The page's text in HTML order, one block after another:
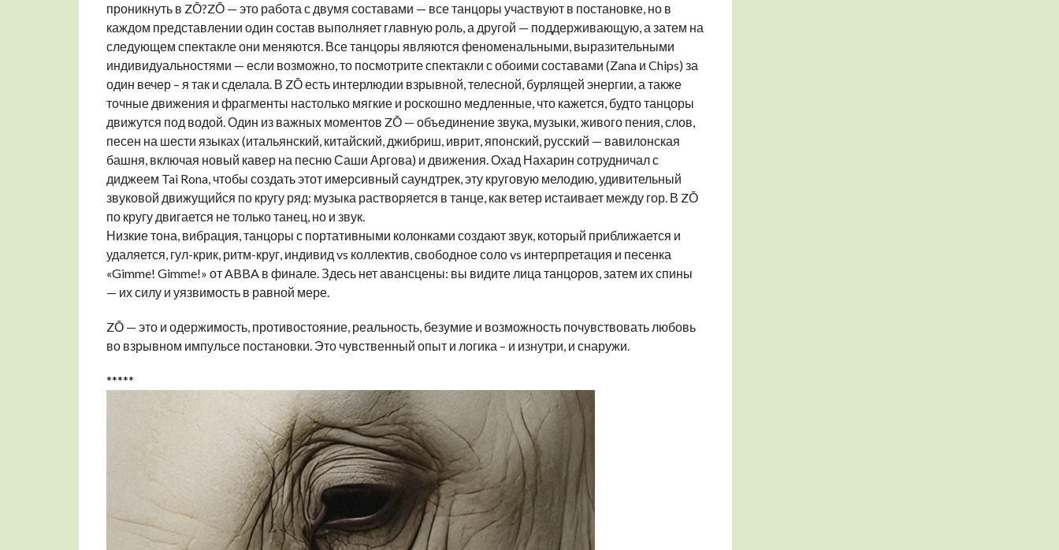
проникнуть в ZŌ?ZŌ — это работа с двумя составами — все танцоры участвуют в постановке, но в
каждом представлении один состав выполняет главную роль, а другой — поддерживающую, а затем на
следующем спектакле они меняются. Все танцоры являются феноменальными, выразительными
индивидуальностями — если возможно, то посмотрите спектакли с обоими составами (Zana и Chips) за
один вечер – я так и сделала. В ZŌ есть интерлюдии взрывной, телесной, бурлящей энергии, а также
точные движения и фрагменты настолько мягкие и роскошно медленные, что кажется, будто танцоры
движутся под водой. Один из важных моментов ZŌ — объединение звука, музыки, живого пения, слов,
песен на шести языках (итальянский, китайский, джибриш, иврит, японский, русский — вавилонская
башня, включая новый кавер на песню Саши Аргова) и движения. Охад Нахарин сотрудничал с
диджеем Tai Rona, чтобы создать этот имерсивный саундтрек, эту круговую мелодию, удивительный
звуковой движущийся по кругу ряд: музыка растворяется в танце, как ветер истаивает между гор. В ZŌ
по кругу двигается не только танец, но и звук.
Низкие тона, вибрация, танцоры с портативными колонками создают звук, который приближается и
удаляется, гул-крик, ритм-круг, индивид vs коллектив, свободное соло vs интерпретация и песенка
«Gimme! Gimme!» от ABBA в финале. Здесь нет авансцены: вы видите лица танцоров, затем их спины
— их силу и уязвимость в равной мере.
ZŌ — это и одержимость, противостояние, реальность, безумие и возможность почувствовать любовь
во взрывном импульсе постановки. Это чувственный опыт и логика – и изнутри, и снаружи.
*****